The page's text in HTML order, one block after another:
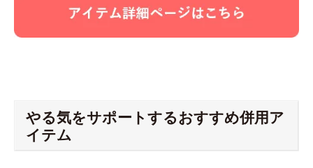
やる気をサポートするおすすめ併用ア
イテム